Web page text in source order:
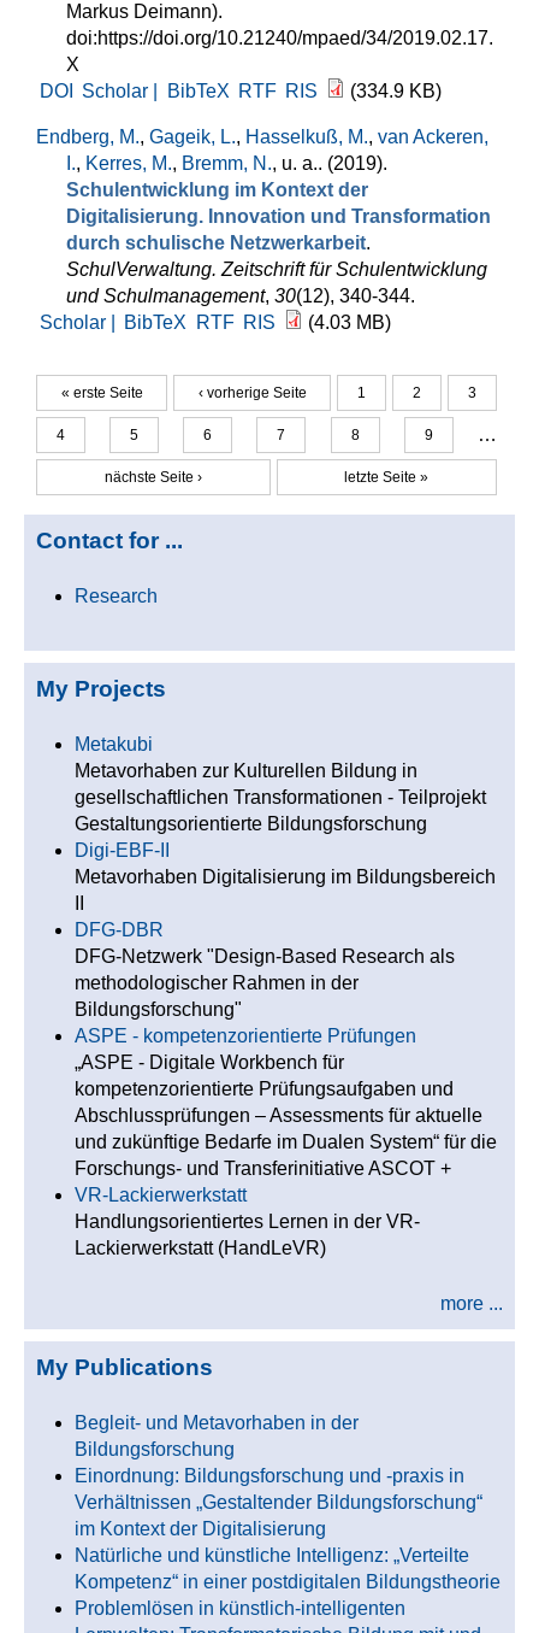
Markus Deimann).
doi:https://doi.org/10.21240/mpaed/34/2019.02.17.
X
DOI
Scholar | BibTeX RTF RIS (334.9 KB)
Endberg, M., Gageik, L., Hasselkuß, M., van Ackeren,
I., Kerres, M., Bremm, N., u. a.. (2019).
Schulentwicklung im Kontext der
Digitalisierung. Innovation und Transformation
durch schulische Netzwerkarbeit.
SchulVerwaltung. Zeitschrift für Schulentwicklung
und Schulmanagement, 30(12), 340-344.
Scholar |
BibTeX RTF RIS (4.03 MB)
Seiten
« erste Seite ‹ vorherige Seite 1 2 3
4 5 6 7 8 9 …
nächste Seite › letzte Seite »
Contact for ...
Research
My Projects
Metakubi
Metavorhaben zur Kulturellen Bildung in
gesellschaftlichen Transformationen - Teilprojekt
Gestaltungsorientierte Bildungsforschung
Digi-EBF-II
Metavorhaben Digitalisierung im Bildungsbereich
DFG-DBR
DFG-Netzwerk "Design-Based Research als
methodologischer Rahmen in der
Bildungsforschung"
ASPE - kompetenzorientierte Prüfungen
„ASPE - Digitale Workbench für
kompetenzorientierte Prüfungsaufgaben und
Abschlussprüfungen – Assessments für aktuelle
und zukünftige Bedarfe im Dualen System“ für die
Forschungs- und Transferinitiative ASCOT +
VR-Lackierwerkstatt
Handlungsorientiertes Lernen in der VR-
Lackierwerkstatt (HandLeVR)
more ...
My Publications
Begleit- und Metavorhaben in der
Bildungsforschung
Einordnung: Bildungsforschung und -praxis in
Verhältnissen „Gestaltender Bildungsforschung“
im Kontext der Digitalisierung
Natürliche und künstliche Intelligenz: „Verteilte
Kompetenz“ in einer postdigitalen Bildungstheorie
Problemlösen in künstlich-intelligenten